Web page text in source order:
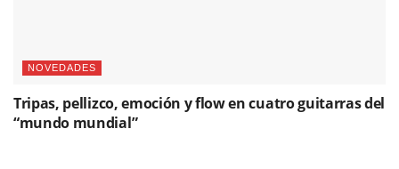
NOVEDADES
Tripas, pellizco, emoción y flow en cuatro guitarras del
“mundo mundial”